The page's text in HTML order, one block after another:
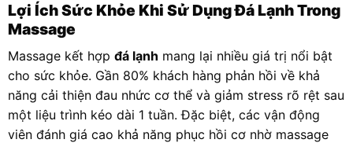
Lợi Ích Sức Khỏe Khi Sử Dụng Đá Lạnh Trong
Massage
Massage kết hợp đá lạnh mang lại nhiều giá trị nổi bật
cho sức khỏe. Gần 80% khách hàng phản hồi về khả
năng cải thiện đau nhức cơ thể và giảm stress rõ rệt sau
một liệu trình kéo dài 1 tuần. Đặc biệt, các vận động
viên đánh giá cao khả năng phục hồi cơ nhờ massage